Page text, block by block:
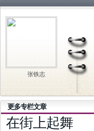
张铁志
更多专栏文章
在街上起舞